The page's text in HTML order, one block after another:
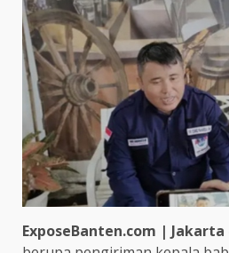
ExposeBanten.com | Jakarta